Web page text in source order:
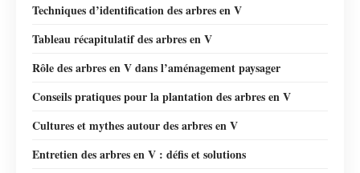
Techniques d’identification des arbres en V
Tableau récapitulatif des arbres en V
Rôle des arbres en V dans l’aménagement paysager
Conseils pratiques pour la plantation des arbres en V
Cultures et mythes autour des arbres en V
Entretien des arbres en V : défis et solutions